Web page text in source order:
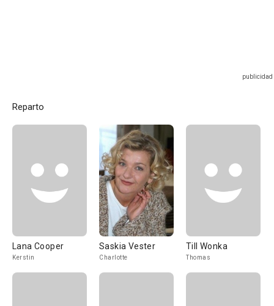
Reparto
Lana Cooper
Kerstin
Saskia Vester
Charlotte
Till Wonka
Thomas